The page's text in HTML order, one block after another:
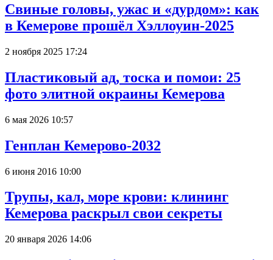
Свиные головы, ужас и «дурдом»: как
в Кемерове прошёл Хэллоуин-2025
2 ноября 2025 17:24
Пластиковый ад, тоска и помои: 25
фото элитной окраины Кемерова
6 мая 2026 10:57
Генплан Кемерово-2032
6 июня 2016 10:00
Трупы, кал, море крови: клининг
Кемерова раскрыл свои секреты
20 января 2026 14:06